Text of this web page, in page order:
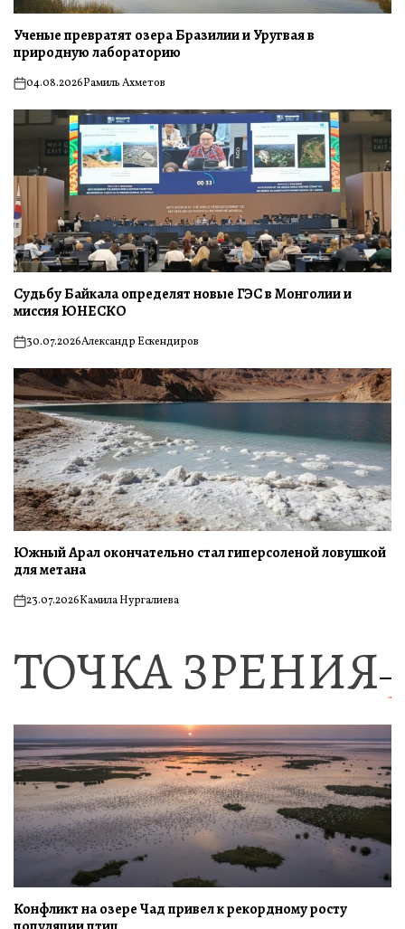
Ученые превратят озера Бразилии и Уругвая в
природную лабораторию
on04.08.2026Рамиль Ахметов
Судьбу Байкала определят новые ГЭС в Монголии и
миссия ЮНЕСКО
on30.07.2026Александр Ескендиров
Южный Арал окончательно стал гиперсоленой ловушкой
для метана
on23.07.2026Камила Нургалиева
ТОЧКА ЗРЕНИЯ
Конфликт на озере Чад привел к рекордному росту